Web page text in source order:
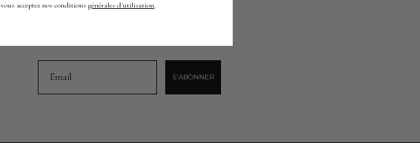
S'ABONNER
acceptez nos conditionsgénérales d'utilisation.